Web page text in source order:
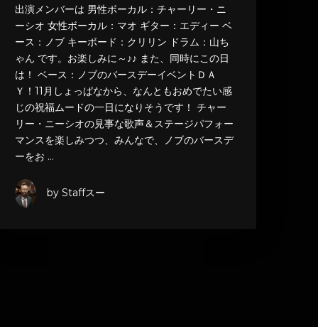
出演メンバーは 男性ボーカル：チャーリー・ニ
ーシオ 女性ボーカル：マオ ギター：エディー ベ
ース：ノブ キーボード：クリリン ドラム：山ち
ゃん です。お楽しみに～♪♪ また、同時にこの日
は！ ベース：ノブのバースデーイベントＤＡ
Ｙ！11月しょっぱなから、なんともおめでたい感
じの祝福ムードの一日になりそうです！ チャー
リー・ニーシオの見事な歌声＆ステージパフォー
マンスを楽しみつつ、みんなで、ノブのバースデ
ーをお …
by Staffスー